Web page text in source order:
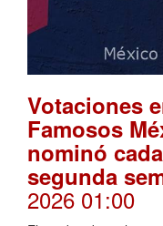
Votaciones
Famosos
nominó
segunda
2026 01:00